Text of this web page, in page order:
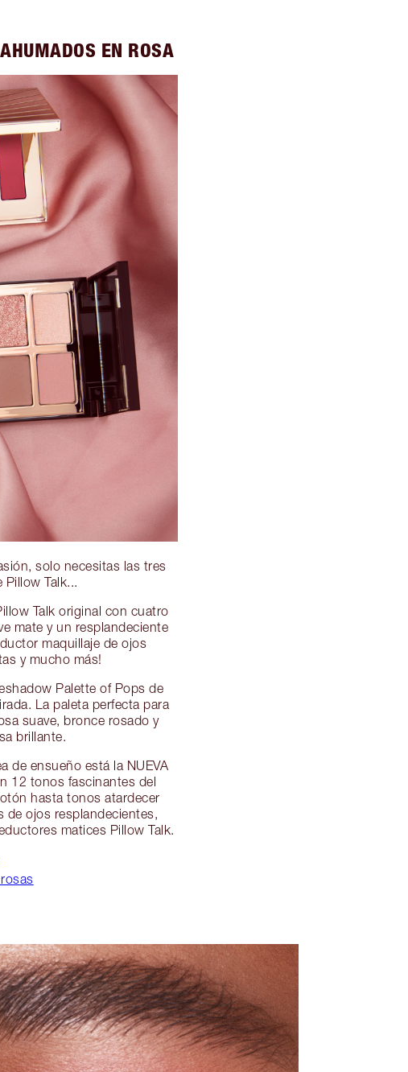
EN ROSA
solo necesitas las tres
Talk...
Talk original con cuatro
mate y un resplandeciente
maquillaje de ojos
y mucho más!
Palette of Pops de
La paleta perfecta para
suave, bronce rosado y
brillante.
de ensueño está la NUEVA
12 tonos fascinantes del
hasta tonos atardecer
de ojos resplandecientes,
matices Pillow Talk.